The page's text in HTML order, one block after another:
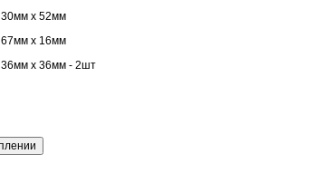
30мм х 52мм
67мм х 16мм
36мм х 36мм - 2шт